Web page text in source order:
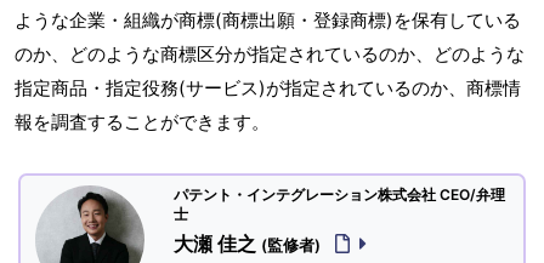
ような企業・組織が商標(商標出願・登録商標)を保有している
のか、どのような商標区分が指定されているのか、どのような
指定商品・指定役務(サービス)が指定されているのか、商標情
報を調査することができます。
パテント・インテグレーション株式会社 CEO/弁理
士
大瀬 佳之 (監修者)